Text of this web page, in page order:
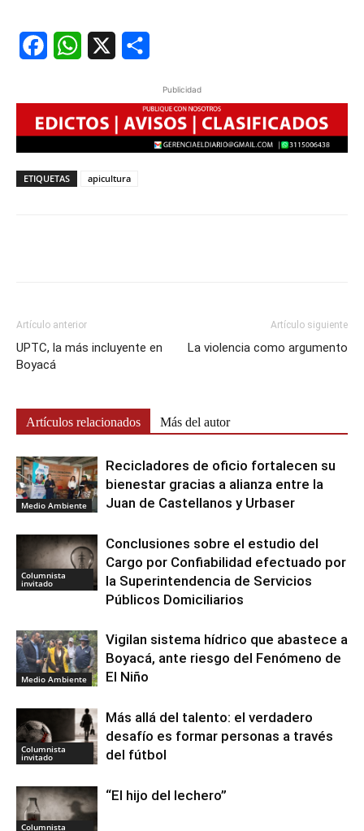
FacebookWhatsApp
Publicidad
ETIQUETAS apicultura
Artículo anterior
UPTC, la más incluyente en
Boyacá
Artículo siguiente
La violencia como argumento
Artículos relacionados Más del autor
Medio Ambiente
Recicladores de oficio fortalecen su
bienestar gracias a alianza entre la
Juan de Castellanos y Urbaser
Columnista
invitado
Conclusiones sobre el estudio del
Cargo por Confiabilidad efectuado por
la Superintendencia de Servicios
Públicos Domiciliarios
Medio Ambiente
Vigilan sistema hídrico que abastece a
Boyacá, ante riesgo del Fenómeno de
El Niño
Columnista
invitado
Más allá del talento: el verdadero
desafío es formar personas a través
del fútbol
Columnista
“El hijo del lechero”